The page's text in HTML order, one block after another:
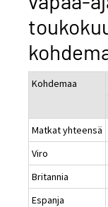
Kohdemaa
Matkat yhteensä
Viro
Britannia
Espanja